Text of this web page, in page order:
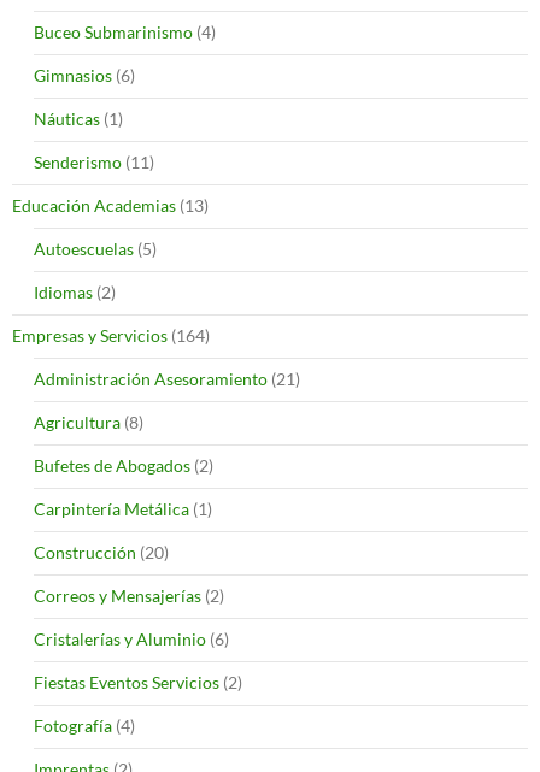
Buceo Submarinismo (4)
Gimnasios (6)
Náuticas (1)
Senderismo (11)
Educación Academias (13)
Autoescuelas (5)
Idiomas (2)
Empresas y Servicios (164)
Administración Asesoramiento (21)
Agricultura (8)
Bufetes de Abogados (2)
Carpintería Metálica (1)
Construcción (20)
Correos y Mensajerías (2)
Cristalerías y Aluminio (6)
Fiestas Eventos Servicios (2)
Fotografía (4)